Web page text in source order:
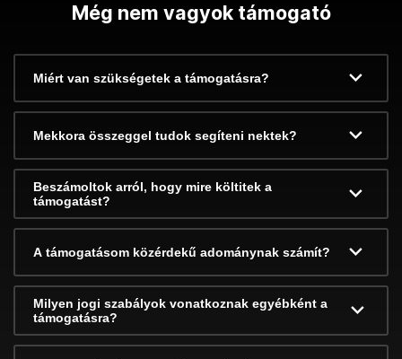
Még nem vagyok támogató
Miért van szükségetek a támogatásra?
Mekkora összeggel tudok segíteni nektek?
Beszámoltok arról, hogy mire költitek a
támogatást?
A támogatásom közérdekű adománynak számít?
Milyen jogi szabályok vonatkoznak egyébként a
támogatásra?